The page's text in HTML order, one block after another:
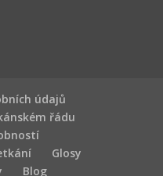
údajů
řádu
Glosy
Blog